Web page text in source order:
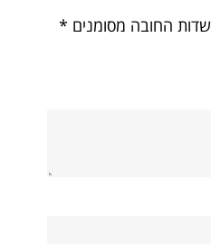
שדות החובה מסומנים *